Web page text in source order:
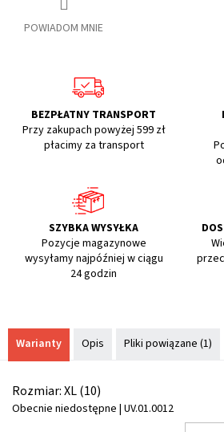
POWIADOM MNIE
BEZPŁATNY TRANSPORT
Przy zakupach powyżej 599 zł
płacimy za transport
SZYBKA WYSYŁKA
Pozycje magazynowe
wysyłamy najpóźniej w ciągu
24 godzin
Warianty Opis Pliki powiązane (1)
Rozmiar: XL (10)
Obecnie niedostępne | UV.01.0012